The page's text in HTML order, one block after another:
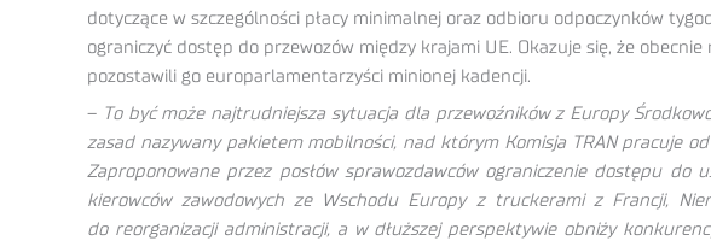
dotyczące w szczególności płacy minimalnej oraz odbioru odpoczynków
ograniczyć dostęp do przewozów między krajami UE. Okazuje się, że
pozostawili go europarlamentarzyści minionej kadencji.
– To być może najtrudniejsza sytuacja dla przewoźników z Europy
zasad nazywany pakietem mobilności, nad którym Komisja TRAN pracuje
Zaproponowane przez posłów sprawozdawców ograniczenie dostępu
kierowców zawodowych ze Wschodu Europy z truckerami z Francji,
do reorganizacji administracji, a w dłuższej perspektywie obniży